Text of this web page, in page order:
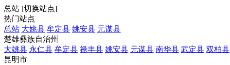
总站 [切换站点]
热门站点
总站 大姚县 牟定县 姚安县 元谋县
楚雄彝族自治州
大姚县 永仁县 牟定县 禄丰县 姚安县 元谋县 南华县 武定县 双柏县
昆明市